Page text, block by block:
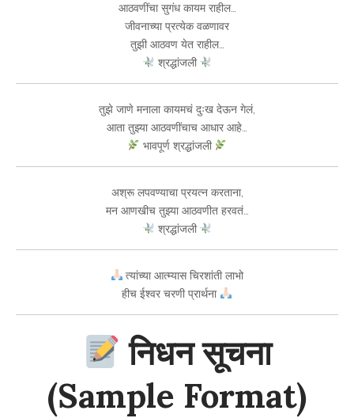
आठवणींचा सुगंध कायम राहील…
जीवनाच्या प्रत्येक वळणावर
तुझी आठवण येत राहील…
श्रद्धांजली
तुझे जाणे मनाला कायमचं दुःख देऊन गेलं,
आता तुझ्या आठवणींचाच आधार आहे…
भावपूर्ण श्रद्धांजली
अश्रू लपवण्याचा प्रयत्न करताना,
मन आणखीच तुझ्या आठवणीत हरवतं…
श्रद्धांजली
त्यांच्या आत्म्यास चिरशांती लाभो
हीच ईश्वर चरणी प्रार्थना
निधन सूचना
(Sample Format)